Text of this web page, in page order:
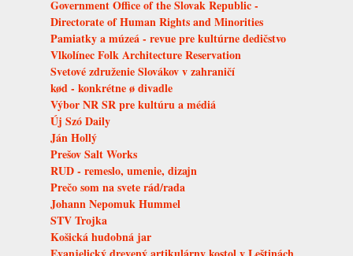
Government Office of the Slovak Republic -
Directorate of Human Rights and Minorities
Pamiatky a múzeá - revue pre kultúrne dedičstvo
Vlkolínec Folk Architecture Reservation
Svetové združenie Slovákov v zahraničí
kød - konkrétne ø divadle
Výbor NR SR pre kultúru a médiá
Új Szó Daily
Ján Hollý
Prešov Salt Works
RUD - remeslo, umenie, dizajn
Prečo som na svete rád/rada
Johann Nepomuk Hummel
STV Trojka
Košická hudobná jar